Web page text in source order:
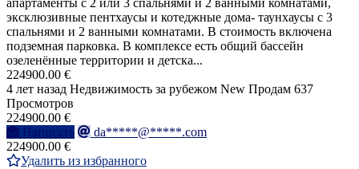
апартаменты с 2 или 3 спальнями и 2 ванными комнатами,
эксклюзивные пентхаусы и котеджные дома- таунхаусы с 3
спальнями и 2 ванными комнатами. В стоимость включена
подземная парковка. В комплексе есть общий бассейн
озеленённые территории и детска...
224900.00 €
4 лет назад Недвижимость за рубежом New Продам 637
Просмотров
224900.00 €
Написать
da*****@*****.com
224900.00 €
Удалить из избранного